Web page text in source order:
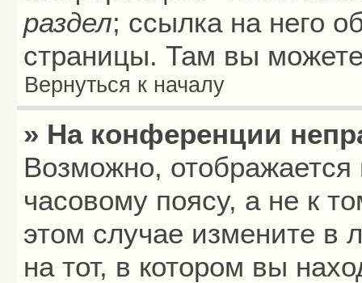
раздел; ссылка на него
страницы. Там вы
Вернуться к началу
» На конференции
Возможно,
часовому поясу, а не к
этом случае измените в
на тот, в котором вы